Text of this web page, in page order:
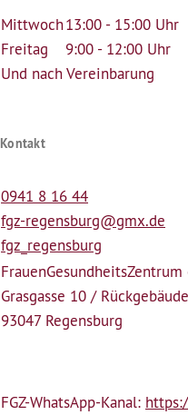
Mittwoch13:00 - 15:00 Uhr
Freitag
9:00 - 12:00 Uhr
Und nach Vereinbarung
Kontakt
0941 8 16 44
fgz-regensburg@gmx.de
fgz_regensburg
Frauen­Gesundheits­Zentrum
Grasgasse 10 / Rückgebäude
93047 Regensburg
FGZ-WhatsApp-Kanal: